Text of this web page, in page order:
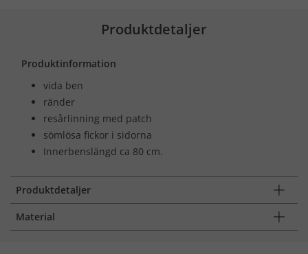
Produktdetaljer
Produktinformation
vida ben
ränder
resårlinning med patch
sömlösa fickor i sidorna
Innerbenslängd ca 80 cm.
Produktdetaljer
Material